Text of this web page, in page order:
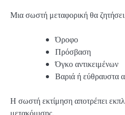
Μια σωστή μεταφορική θα
Όροφο
Πρόσβαση
Όγκο αντικειμένων
Βαριά ή εύθραυστα
Η σωστή εκτίμηση αποτρέπει